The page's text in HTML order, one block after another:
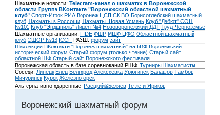
Шахматные новости: Telegram-канал о шахматах в Воронежской
области Группа ВКонтакте "Воронежский областной шахматный
клуб" Спорт-Игрок РИА Воронеж ЦСП СК ВО Борисоглебский шахматный
клуб Шахматы в Россоши Шахматы. Новая Усмань Клуб "Дебют" СОШ
№101 Клуб "Эндшпиль" Лицея №4 Нововоронежский ДДТ Труд-Черноземье
Шахматные организации: FIDE ФШР МШФ ЦФО Областной шахматный
клуб СШОР №13 ICCF РАЗШ: форум сайт
Шахсекция ВКонтакте "Воронеж шахматный" на БВФ Воронежский
исторический форум Cтарый форум (только чтение) Старый сайт
областной ШФ Старый сайт Воронежского фестиваля
Воронежская область в базе соревнований РШФ: Турниры Шахматисты
Соседи: Липецк Елец Белгород Алексеевка Урюпинск Балашов Тамбов
Мичуринск Курск Железногорск
Альтернативно одаренные: Раецкий&Беляев Те же и Яриков
Воронежский шахматный форум